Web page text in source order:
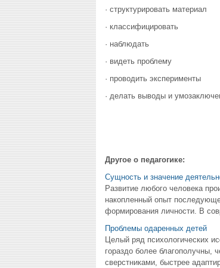
· структурировать материал
· классифицировать
· наблюдать
· видеть проблему
· проводить эксперименты
· делать выводы и
Другое о педагогике:
Сущность и значение
Развитие любого человека
накопленный опыт
формирования личности. В
Проблемы одаренных детей
Целый ряд психологических
гораздо более
сверстниками, быстрее